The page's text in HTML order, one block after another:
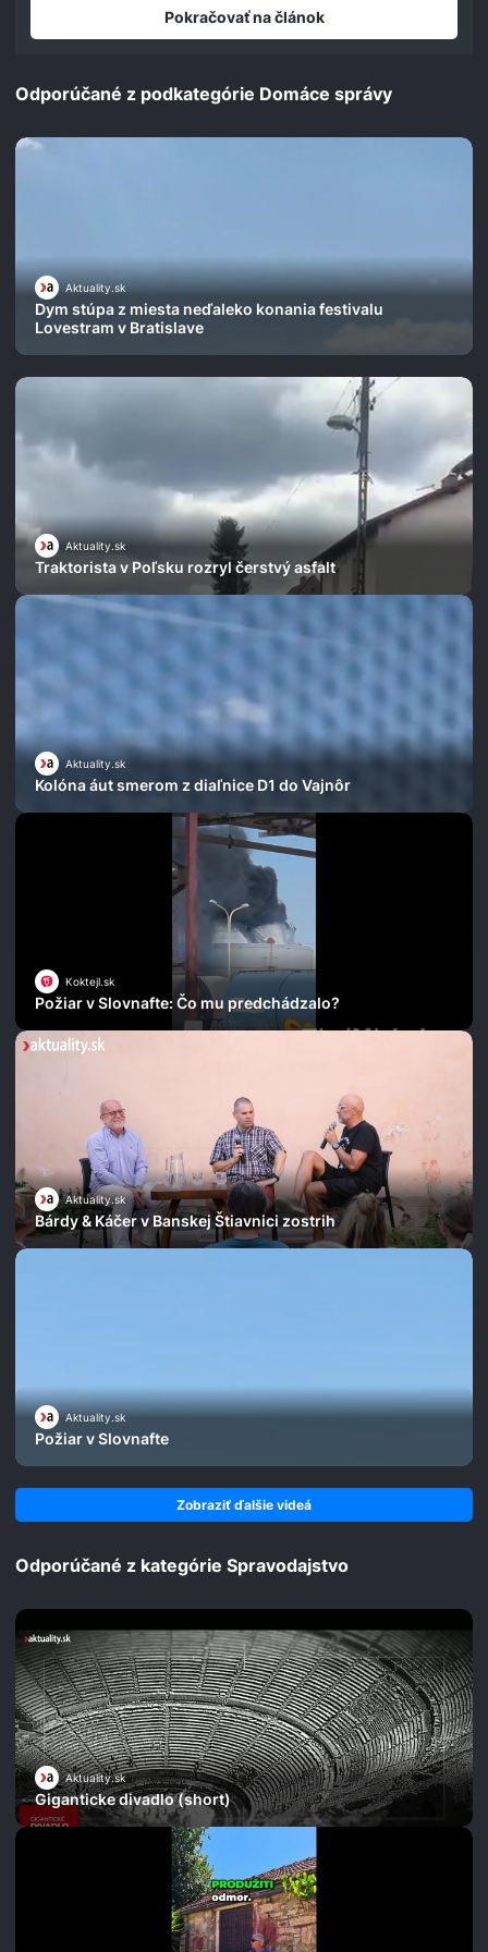
Pokračovať na článok
Odporúčané z podkategórie Domáce správy
Aktuality.sk
Dym stúpa z miesta neďaleko konania festivalu
Lovestram v Bratislave
Aktuality.sk
Traktorista v Poľsku rozryl čerstvý asfalt
Aktuality.sk
Kolóna áut smerom z diaľnice D1 do Vajnôr
Koktejl.sk
Požiar v Slovnafte: Čo mu predchádzalo?
Aktuality.sk
Bárdy & Káčer v Banskej Štiavnici zostrih
Aktuality.sk
Požiar v Slovnafte
Zobraziť ďalšie videá
Odporúčané z kategórie Spravodajstvo
Aktuality.sk
Giganticke divadlo (short)